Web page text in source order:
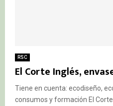
RSC
El Corte Inglés,
Tiene en cuenta: ecodiseño,
consumos y formación El